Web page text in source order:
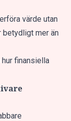
värde utan
betydligt mer än
finansiella